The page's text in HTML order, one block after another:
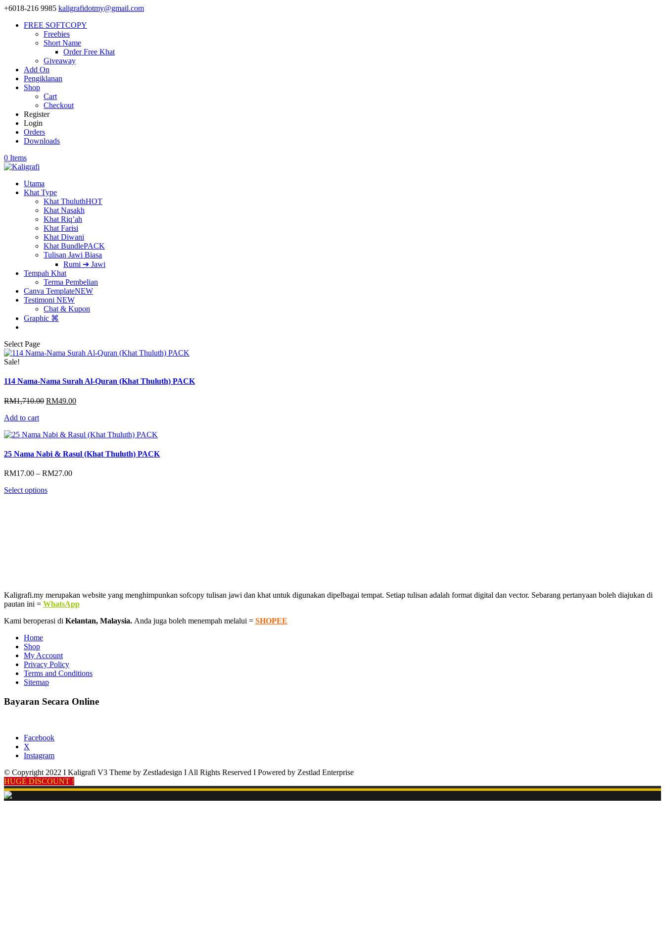
+6018-216 9985 kaligrafidotmy@gmail.com
FREE SOFTCOPY
Freebies
Short Name
Order Free Khat
Giveaway
Add On
Pengiklanan
Shop
Cart
Checkout
Register
Login
Orders
Downloads
0 Items
Utama
Khat Type
Khat ThuluthHOT
Khat Nasakh
Khat Riq’ah
Khat Farisi
Khat Diwani
Khat BundlePACK
Tulisan Jawi Biasa
Rumi ➔ Jawi
Tempah Khat
Terma Pembelian
Canva TemplateNEW
Testimoni NEW
Chat & Kupon
Graphic ⌘
Select Page
Sale!
114 Nama-Nama Surah Al-Quran (Khat Thuluth) PACK
RM1,710.00 Original
RM49.00Current
Add to cart
25 Nama Nabi & Rasul (Khat Thuluth) PACK
RM17.00 – RM27.00Price
Select options
Kaligrafi.my merupakan website yang menghimpunkan sofcopy tulisan jawi dan khat untuk digunakan dipelbagai tempat. Setiap tulisan adalah format digital dan vector. Sebarang pertanyaan boleh diajukan di
pautan ini = WhatsApp
Kami beroperasi di Kelantan, Malaysia. Anda juga boleh menempah melalui = SHOPEE
Home
Shop
My Account
Privacy Policy
Terms and Conditions
Sitemap
Bayaran Secara Online
Facebook
X
Instagram
© Copyright 2022 I Kaligrafi V3 Theme by Zestladesign I All Rights Reserved I Powered by Zestlad Enterprise
HUGE DISCOUNT !